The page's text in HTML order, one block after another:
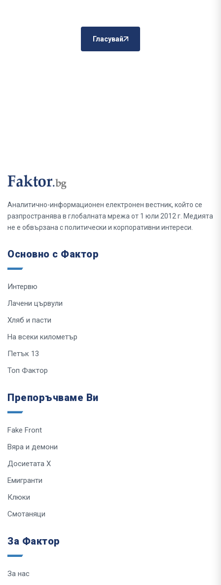
Гласувай
Аналитично-информационен електронен вестник, който се
разпространява в глобалната мрежа от 1 юли 2012 г. Медията
не е обвързана с политически и корпоративни интереси.
Основно с Фактор
Интервю
Лачени цървули
Хляб и пасти
На всеки километър
Петък 13
Топ Фактор
Препоръчваме Ви
Fake Front
Вяра и демони
Досиетата Х
Емигранти
Клюки
Смотаняци
За Фактор
За нас